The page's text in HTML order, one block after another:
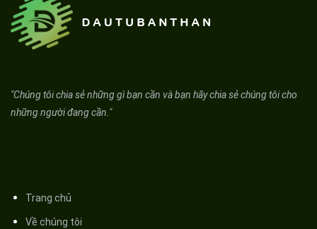
"Chúng tôi chia sẻ những gì bạn cần và bạn hãy chia sẻ chúng tôi cho
những người đang cần."
Trang chủ
Về chúng tôi